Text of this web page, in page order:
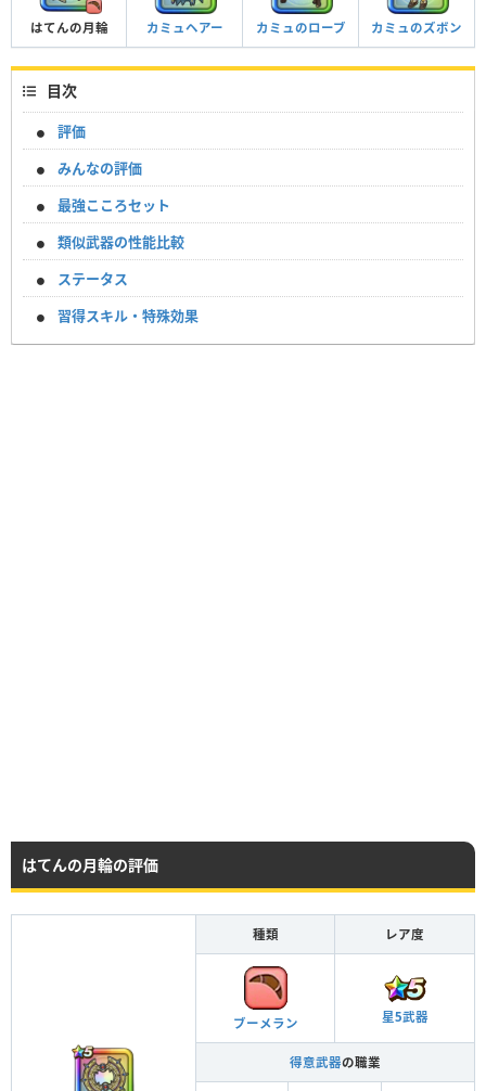
はてんの月輪 カミュヘアー カミュのローブ カミュのズボン
目次
評価
みんなの評価
最強こころセット
類似武器の性能比較
ステータス
習得スキル・特殊効果
はてんの月輪の評価
種類 レア度
ブーメラン 星5武器
得意武器の職業